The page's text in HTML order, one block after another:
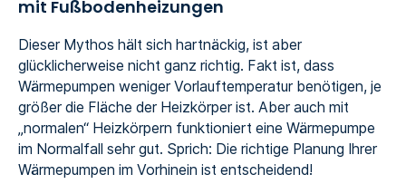
mit Fußbodenheizungen
Dieser Mythos hält sich hartnäckig, ist aber
glücklicherweise nicht ganz richtig. Fakt ist, dass
Wärmepumpen weniger Vorlauftemperatur benötigen, je
größer die Fläche der Heizkörper ist. Aber auch mit
„normalen“ Heizkörpern funktioniert eine Wärmepumpe
im Normalfall sehr gut. Sprich: Die richtige Planung Ihrer
Wärmepumpen im Vorhinein ist entscheidend!